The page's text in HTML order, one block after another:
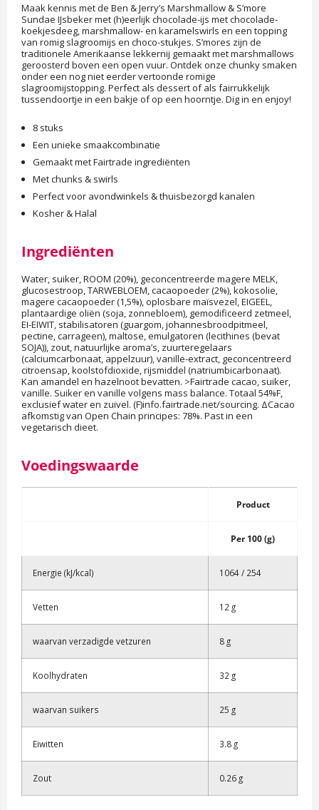
Maak kennis met de Ben & Jerry’s Marshmallow & S’more
Sundae IJsbeker met (h)eerlijk chocolade-ijs met chocolade-
koekjesdeeg, marshmallow- en karamelswirls en een topping
van romig slagroomijs en choco-stukjes. S’mores zijn de
traditionele Amerikaanse lekkernij gemaakt met marshmallows
geroosterd boven een open vuur. Ontdek onze chunky smaken
onder een nog niet eerder vertoonde romige
slagroomijstopping. Perfect als dessert of als fairrukkelijk
tussendoortje in een bakje of op een hoorntje. Dig in en enjoy!
8 stuks
Een unieke smaakcombinatie
Gemaakt met Fairtrade ingrediënten
Met chunks & swirls
Perfect voor avondwinkels & thuisbezorgd kanalen
Kosher & Halal
Ingrediënten
Water, suiker, ROOM (20%), geconcentreerde magere MELK,
glucosestroop, TARWEBLOEM, cacaopoeder (2%), kokosolie,
magere cacaopoeder (1,5%), oplosbare maïsvezel, EIGEEL,
plantaardige oliën (soja, zonnebloem), gemodificeerd zetmeel,
EI-EIWIT, stabilisatoren (guargom, johannesbroodpitmeel,
pectine, carrageen), maltose, emulgatoren (lecithines (bevat
SOJA)), zout, natuurlijke aroma’s, zuurteregelaars
(calciumcarbonaat, appelzuur), vanille-extract, geconcentreerd
citroensap, koolstofdioxide, rijsmiddel (natriumbicarbonaat).
Kan amandel en hazelnoot bevatten. >Fairtrade cacao, suiker,
vanille. Suiker en vanille volgens mass balance. Totaal 54%F,
exclusief water en zuivel. (F)info.fairtrade.net/sourcing. ΔCacao
afkomstig van Open Chain principes: 78%. Past in een
vegetarisch dieet.
Voedingswaarde
Product
Per 100 (g)
Energie (kJ/kcal) 1064 / 254
Vetten 12 g
waarvan verzadigde vetzuren 8 g
Koolhydraten 32 g
waarvan suikers 25 g
Eiwitten 3.8 g
Zout 0.26 g